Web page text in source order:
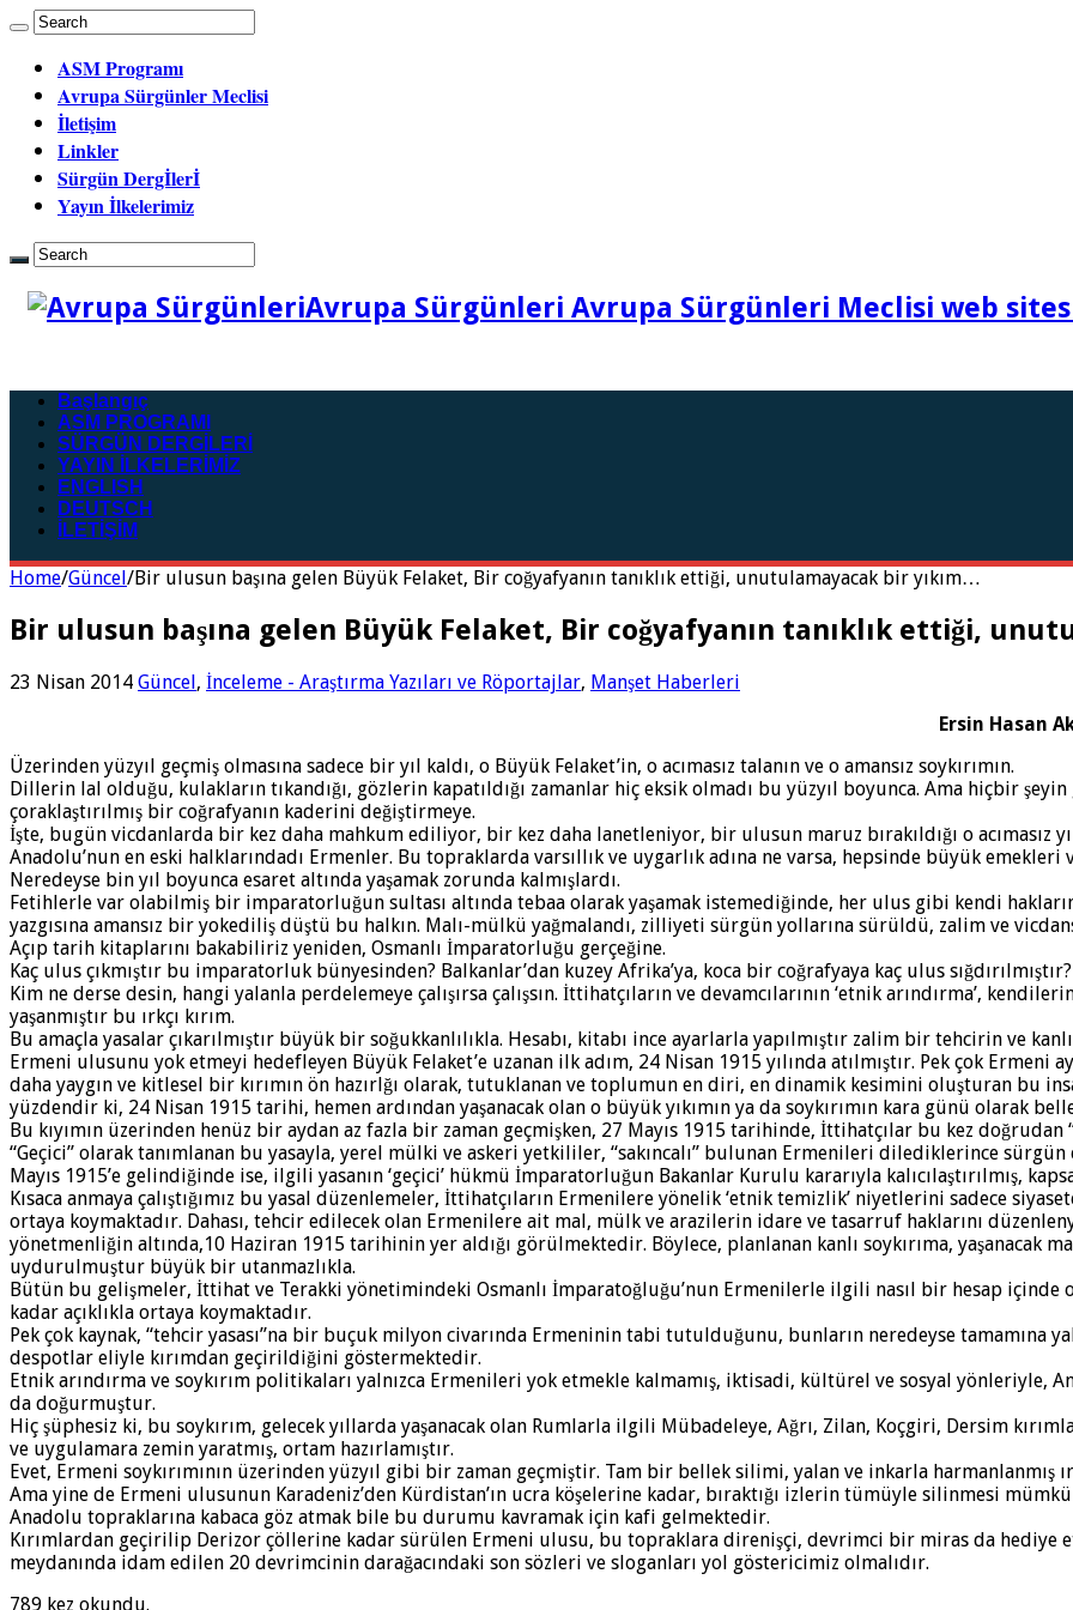
ASM Programı
Avrupa Sürgünler Meclisi
İletişim
Linkler
Sürgün Dergİlerİ
Yayın İlkelerimiz
Avrupa Sürgünleri Avrupa Sürgünleri Meclisi web
Başlangıç
ASM PROGRAMI
SÜRGÜN DERGİLERİ
YAYIN İLKELERİMİZ
ENGLISH
DEUTSCH
İLETİŞİM
Home/Güncel/Bir ulusun başına gelen Büyük Felaket, Bir coğyafyanın tanıklık ettiği, unutulamayacak bir yıkım…
Bir ulusun başına gelen Büyük Felaket, Bir coğyafyanın tanıklık ettiği,
23 Nisan 2014 Güncel, İnceleme - Araştırma Yazıları ve Röportajlar, Manşet Haberleri
Ersin Hasan
Üzerinden yüzyıl geçmiş olmasına sadece bir yıl kaldı, o Büyük Felaket’in, o acımasız talanın ve o amansız soykırımın.
Dillerin lal olduğu, kulakların tıkandığı, gözlerin kapatıldığı zamanlar hiç eksik olmadı bu yüzyıl boyunca. Ama hiçbir
çoraklaştırılmış bir coğrafyanın kaderini değiştirmeye.
İşte, bugün vicdanlarda bir kez daha mahkum ediliyor, bir kez daha lanetleniyor, bir ulusun maruz bırakıldığı o acımasız
Anadolu’nun en eski halklarındadı Ermenler. Bu topraklarda varsıllık ve uygarlık adına ne varsa, hepsinde büyük emekleri
Neredeyse bin yıl boyunca esaret altında yaşamak zorunda kalmışlardı.
Fetihlerle var olabilmiş bir imparatorluğun sultası altında tebaa olarak yaşamak istemediğinde, her ulus gibi kendi
yazgısına amansız bir yokediliş düştü bu halkın. Malı-mülkü yağmalandı, zilliyeti sürgün yollarına sürüldü, zalim ve
Açıp tarih kitaplarını bakabiliriz yeniden, Osmanlı İmparatorluğu gerçeğine.
Kaç ulus çıkmıştır bu imparatorluk bünyesinden? Balkanlar’dan kuzey Afrika’ya, koca bir coğrafyaya kaç ulus sığdırılmıştır?
Kim ne derse desin, hangi yalanla perdelemeye çalışırsa çalışsın. İttihatçıların ve devamcılarının ‘etnik arındırma’,
yaşanmıştır bu ırkçı kırım.
Bu amaçla yasalar çıkarılmıştır büyük bir soğukkanlılıkla. Hesabı, kitabı ince ayarlarla yapılmıştır zalim bir tehcirin ve kanlı
Ermeni ulusunu yok etmeyi hedefleyen Büyük Felaket’e uzanan ilk adım, 24 Nisan 1915 yılında atılmıştır. Pek çok
daha yaygın ve kitlesel bir kırımın ön hazırlğı olarak, tutuklanan ve toplumun en diri, en dinamik kesimini oluşturan bu
yüzdendir ki, 24 Nisan 1915 tarihi, hemen ardından yaşanacak olan o büyük yıkımın ya da soykırımın kara günü olarak
Bu kıyımın üzerinden henüz bir aydan az fazla bir zaman geçmişken, 27 Mayıs 1915 tarihinde, İttihatçılar bu kez doğrudan
“Geçici” olarak tanımlanan bu yasayla, yerel mülki ve askeri yetkililer, “sakıncalı” bulunan Ermenileri dilediklerince
Mayıs 1915’e gelindiğinde ise, ilgili yasanın ‘geçici’ hükmü İmparatorluğun Bakanlar Kurulu kararıyla kalıcılaştırılmış,
Kısaca anmaya çalıştığımız bu yasal düzenlemeler, İttihatçıların Ermenilere yönelik ‘etnik temizlik’ niyetlerini sadece
ortaya koymaktadır. Dahası, tehcir edilecek olan Ermenilere ait mal, mülk ve arazilerin idare ve tasarruf haklarını
yönetmenliğin altında,10 Haziran 1915 tarihinin yer aldığı görülmektedir. Böylece, planlanan kanlı soykırıma, yaşanacak
uydurulmuştur büyük bir utanmazlıkla.
Bütün bu gelişmeler, İttihat ve Terakki yönetimindeki Osmanlı İmparatoğluğu’nun Ermenilerle ilgili nasıl bir hesap içinde
kadar açıklıkla ortaya koymaktadır.
Pek çok kaynak, “tehcir yasası”na bir buçuk milyon civarında Ermeninin tabi tutulduğunu, bunların neredeyse tamamına
despotlar eliyle kırımdan geçirildiğini göstermektedir.
Etnik arındırma ve soykırım politikaları yalnızca Ermenileri yok etmekle kalmamış, iktisadi, kültürel ve sosyal yönleriyle,
da doğurmuştur.
Hiç şüphesiz ki, bu soykırım, gelecek yıllarda yaşanacak olan Rumlarla ilgili Mübadeleye, Ağrı, Zilan, Koçgiri, Dersim
ve uygulamara zemin yaratmış, ortam hazırlamıştır.
Evet, Ermeni soykırımının üzerinden yüzyıl gibi bir zaman geçmiştir. Tam bir bellek silimi, yalan ve inkarla harmanlanmış
Ama yine de Ermeni ulusunun Karadeniz’den Kürdistan’ın ucra köşelerine kadar, bıraktığı izlerin tümüyle silinmesi
Anadolu topraklarına kabaca göz atmak bile bu durumu kavramak için kafi gelmektedir.
Kırımlardan geçirilip Derizor çöllerine kadar sürülen Ermeni ulusu, bu topraklara direnişçi, devrimci bir miras da hediye
meydanında idam edilen 20 devrimcinin darağacındaki son sözleri ve sloganları yol göstericimiz olmalıdır.
789 kez okundu.